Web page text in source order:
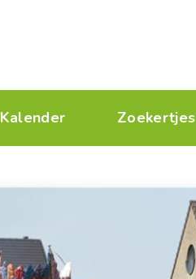
Kalender Zoekertjes